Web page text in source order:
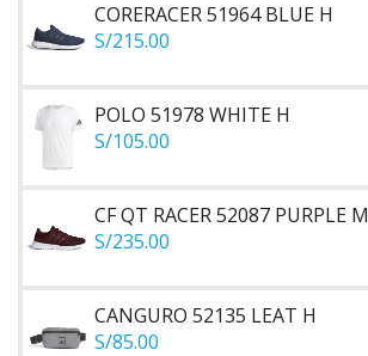
CORERACER 51964 BLUE H
S/215.00
POLO 51978 WHITE H
S/105.00
CF QT RACER 52087 PURPLE M
S/235.00
CANGURO 52135 LEAT H
S/85.00